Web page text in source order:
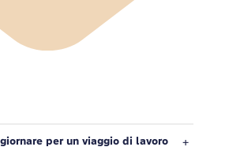
per un viaggio di lavoro